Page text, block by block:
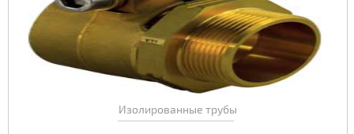
Изолированные трубы